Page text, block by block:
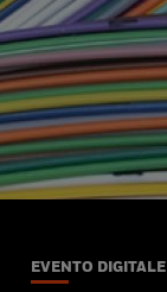
EVENTO DIGITALE